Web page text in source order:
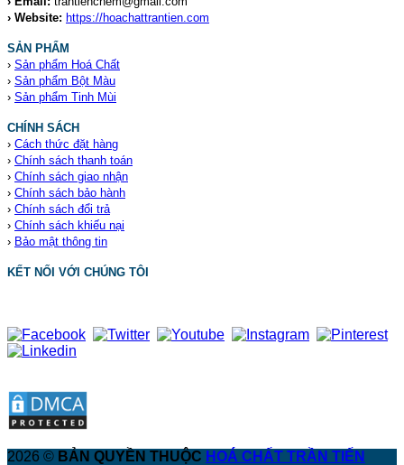
› Website: https://hoachattrantien.com
SẢN PHẨM
› Sản phẩm Hoá Chất
› Sản phẩm Bột Màu
› Sản phẩm Tinh Mùi
CHÍNH SÁCH
› Cách thức đặt hàng
› Chính sách thanh toán
› Chính sách giao nhận
› Chính sách bảo hành
› Chính sách đổi trả
› Chính sách khiếu nại
› Bảo mật thông tin
KẾT NỐI VỚI CHÚNG TÔI
2026 © BẢN QUYỀN THUỘC HOÁ CHẤT TRẦN TIẾN